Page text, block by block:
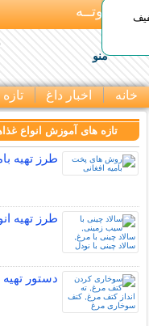
بـیتوتــه
منو
خانه اخبار داغ تازه
50% تخفیف
تازه های آموزش انواع
طرز تهیه
طرز تهیه
دستور تهیه 8 نوع غذای خوشمزه و لذیذ با کتف مرغ